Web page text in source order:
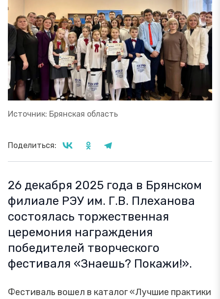
Источник: Брянская область
Поделиться:
26 декабря 2025 года в Брянском
филиале РЭУ им. Г.В. Плеханова
состоялась торжественная
церемония награждения
победителей творческого
фестиваля «Знаешь? Покажи!».
Фестиваль вошел в каталог «Лучшие практики